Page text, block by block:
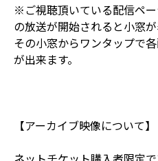
※ご視聴頂いている配信ペ
の放送が開始されると小窓が
その小窓からワンタップで
が出来ます。
【アーカイブ映像について】